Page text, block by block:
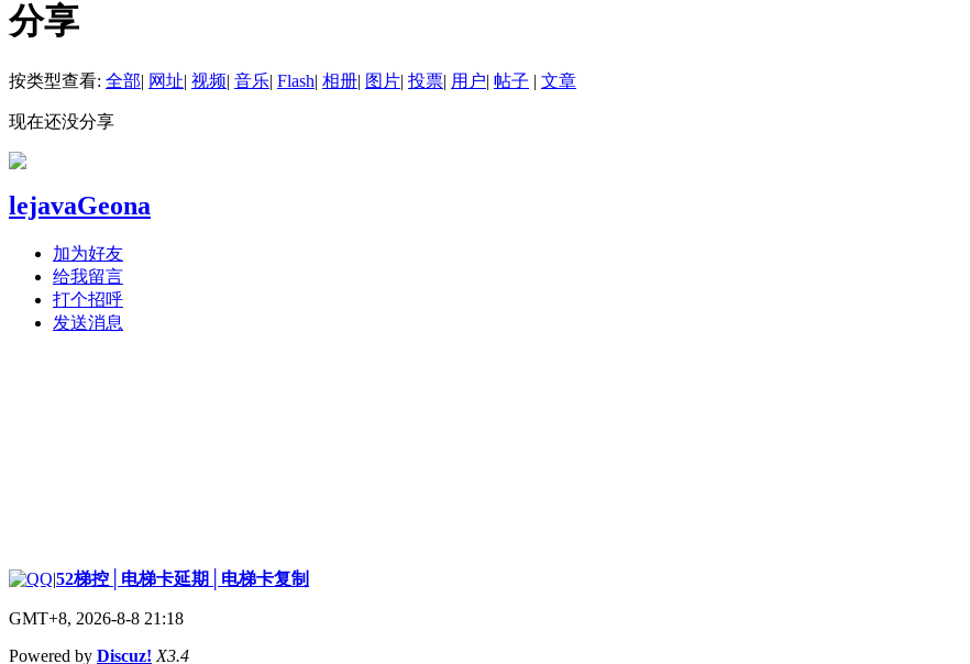
分享
按类型查看: 全部| 网址| 视频| 音乐| Flash| 相册| 图片| 投票| 用户| 帖子 | 文章
现在还没分享
lejavaGeona
加为好友
给我留言
打个招呼
发送消息
|52梯控│电梯卡延期│电梯卡复制
GMT+8, 2026-8-8 21:18
Powered by Discuz! X3.4